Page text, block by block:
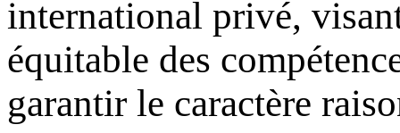
international privé,
équitable des
garantir le caractère